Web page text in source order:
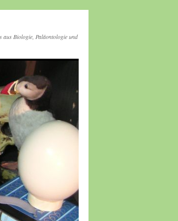
aus Biologie, Paläontologie und